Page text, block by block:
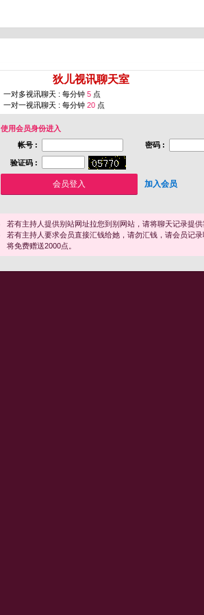
狄儿视讯聊天室
一对多视讯聊天 : 每分钟 5 点
一对一视讯聊天 : 每分钟 20 点
使用会员身份进入
帐号 :
密码 :
验证码 :
加入会员
若有主持人提供别站网址拉您到别网站，请将聊天记录提
若有主持人要求会员直接汇钱给她，请勿汇钱，请会员记
将免费赠送2000点。